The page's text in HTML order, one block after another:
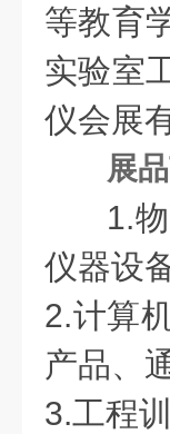
等教育
实验室
仪会展
展
1.
仪器设
2.计算
产品、
3.工程